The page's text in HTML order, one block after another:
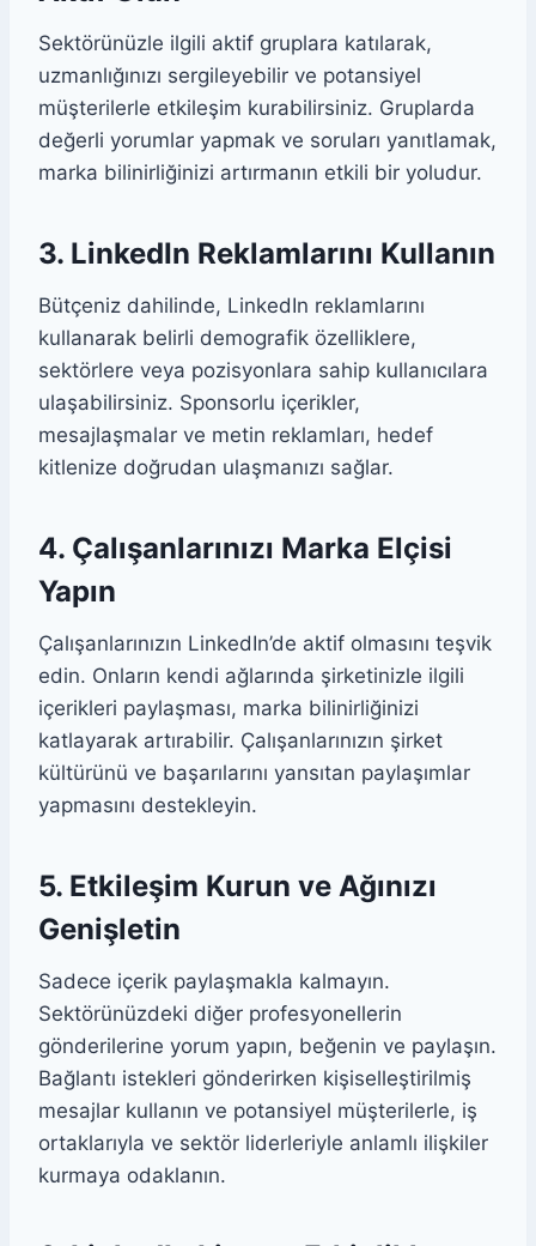
Sektörünüzle ilgili aktif gruplara katılarak,
uzmanlığınızı sergileyebilir ve potansiyel
müşterilerle etkileşim kurabilirsiniz. Gruplarda
değerli yorumlar yapmak ve soruları yanıtlamak,
marka bilinirliğinizi artırmanın etkili bir yoludur.
3. LinkedIn Reklamlarını Kullanın
Bütçeniz dahilinde, LinkedIn reklamlarını
kullanarak belirli demografik özelliklere,
sektörlere veya pozisyonlara sahip kullanıcılara
ulaşabilirsiniz. Sponsorlu içerikler,
mesajlaşmalar ve metin reklamları, hedef
kitlenize doğrudan ulaşmanızı sağlar.
4. Çalışanlarınızı Marka Elçisi
Yapın
Çalışanlarınızın LinkedIn’de aktif olmasını teşvik
edin. Onların kendi ağlarında şirketinizle ilgili
içerikleri paylaşması, marka bilinirliğinizi
katlayarak artırabilir. Çalışanlarınızın şirket
kültürünü ve başarılarını yansıtan paylaşımlar
yapmasını destekleyin.
5. Etkileşim Kurun ve Ağınızı
Genişletin
Sadece içerik paylaşmakla kalmayın.
Sektörünüzdeki diğer profesyonellerin
gönderilerine yorum yapın, beğenin ve paylaşın.
Bağlantı istekleri gönderirken kişiselleştirilmiş
mesajlar kullanın ve potansiyel müşterilerle, iş
ortaklarıyla ve sektör liderleriyle anlamlı ilişkiler
kurmaya odaklanın.